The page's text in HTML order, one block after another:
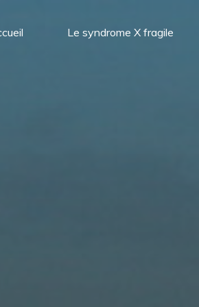
Le syndrome X fragile